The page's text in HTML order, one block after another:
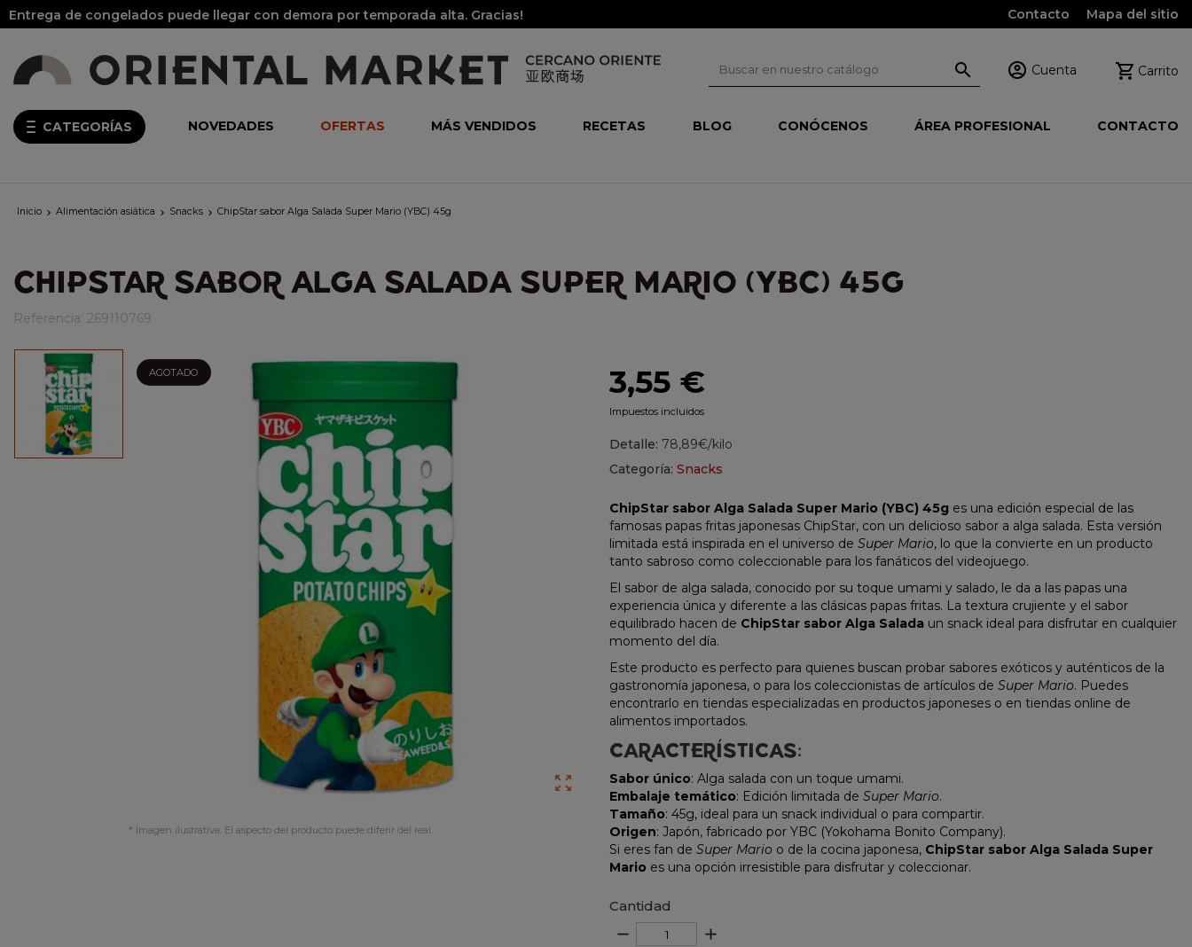
Entrega de congelados puede llegar con demora por temporada alta. Gracias! Contacto Mapa del sitio
  Cuenta  Carrito
CATEGORÍAS NOVEDADES OFERTAS MÁS VENDIDOS RECETAS BLOG CONÓCENOS ÁREA PROFESIONAL CONTACTO
Inicio  Alimentación asiática  Snacks  ChipStar sabor Alga Salada Super Mario (YBC) 45g
CHIPSTAR SABOR ALGA SALADA SUPER MARIO (YBC) 45G
Referencia: 269110769
AGOTADO

* Imagen ilustrativa. El aspecto del producto puede diferir del real.
3,55 €
Impuestos incluidos
Detalle: 78,89€/kilo
Categoría: Snacks
ChipStar sabor Alga Salada Super Mario (YBC) 45g es una edición especial de las
famosas papas fritas japonesas ChipStar, con un delicioso sabor a alga salada. Esta versión
limitada está inspirada en el universo de Super Mario, lo que la convierte en un producto
tanto sabroso como coleccionable para los fanáticos del videojuego.
El sabor de alga salada, conocido por su toque umami y salado, le da a las papas una
experiencia única y diferente a las clásicas papas fritas. La textura crujiente y el sabor
equilibrado hacen de ChipStar sabor Alga Salada un snack ideal para disfrutar en cualquier
momento del día.
Este producto es perfecto para quienes buscan probar sabores exóticos y auténticos de la
gastronomía japonesa, o para los coleccionistas de artículos de Super Mario. Puedes
encontrarlo en tiendas especializadas en productos japoneses o en tiendas online de
alimentos importados.
CARACTERÍSTICAS:
Sabor único: Alga salada con un toque umami.
Embalaje temático: Edición limitada de Super Mario.
Tamaño: 45g, ideal para un snack individual o para compartir.
Origen: Japón, fabricado por YBC (Yokohama Bonito Company).
Si eres fan de Super Mario o de la cocina japonesa, ChipStar sabor Alga Salada Super
Mario es una opción irresistible para disfrutar y coleccionar.
Cantidad
remove add